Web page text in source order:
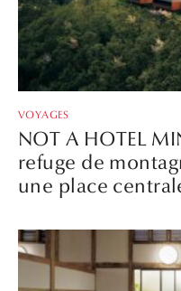
VOYAGES
NOT A HOTEL
refuge de
une place